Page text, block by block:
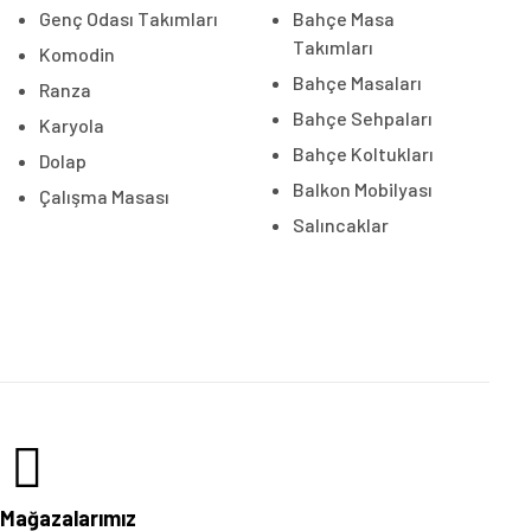
Genç Odası Takımları
Komodin
Ranza
Karyola
Dolap
Çalışma Masası
Bahçe Masa
Takımları
Bahçe Masaları
Bahçe Sehpaları
Bahçe Koltukları
Balkon Mobilyası
Salıncaklar
Mağazalarımız